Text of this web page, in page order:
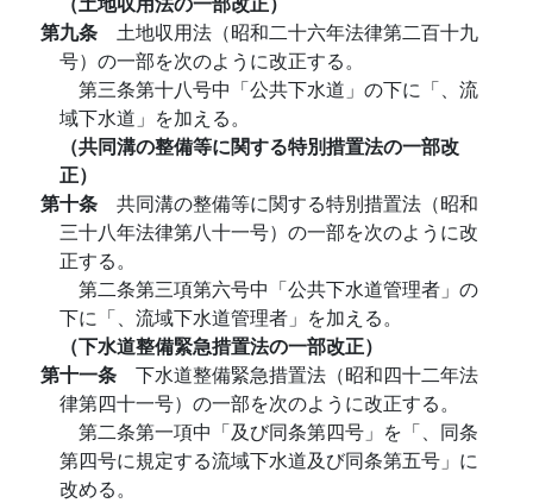
第九条 土地収用法（昭和二十六年法律第二百十九
号）の一部を次のように改正する。
第三条第十八号中「公共下水道」の下に「、流
域下水道」を加える。
（共同溝の整備等に関する特別措置法の一部改
正）
第十条 共同溝の整備等に関する特別措置法（昭和
三十八年法律第八十一号）の一部を次のように改
正する。
第二条第三項第六号中「公共下水道管理者」の
下に「、流域下水道管理者」を加える。
（下水道整備緊急措置法の一部改正）
第十一条 下水道整備緊急措置法（昭和四十二年法
律第四十一号）の一部を次のように改正する。
第二条第一項中「及び同条第四号」を「、同条
第四号に規定する流域下水道及び同条第五号」に
改める。